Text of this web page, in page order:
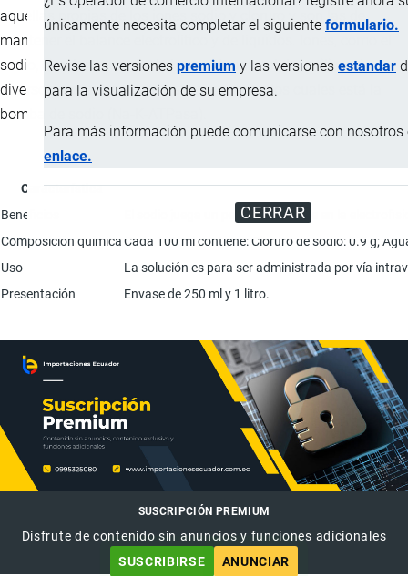
únicamente necesita completar el siguiente formulario.
Revise las versiones premium y las versiones estandar
para la visualización de su empresa.
Para más información puede comunicarse con nosotros
enlace.
CERRAR
aquellas propias de los iones sodio y cloruro y son las de
mantener el balance electrolítico y de líquidos. Iones, como el
sodio, circulan a través de la membrana celular, utilizando
diversos mecanismos de transporte, entre los cuales está la
bomba de sodio (Na-K-ATPasa).
Característica
Beneficios
El sodio juega un papel importante en la
Composición químicaCada 100 ml contiene: Cloruro de sodio: 0.9 g;
Uso
La solución es para ser administrada por vía
Presentación
Envase de 250 ml y 1 litro.
SUSCRIPCIÓN PREMIUM
Disfrute de contenido sin anuncios y funciones adicionales
SUSCRIBIRSE
ANUNCIAR